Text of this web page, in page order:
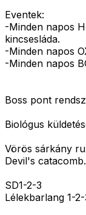
Eventek:
-Minden napos
kincsesláda.
-Minden napos
-Minden napos
Boss pont
Biológus
Vörös sárkány
Devil's catacomb.
SD1-2-3
Lélekbarlang 1-2-